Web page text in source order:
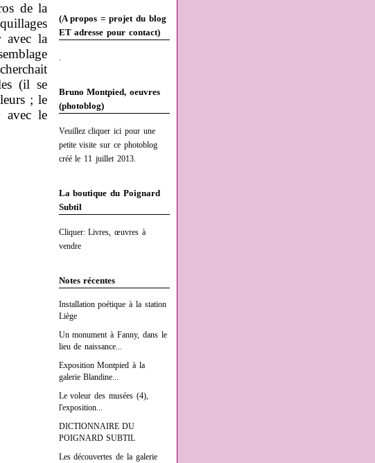
(A propos = projet du blog
ET adresse pour contact)
.
Bruno Montpied, oeuvres
(photoblog)
Veuillez cliquer ici pour une
petite visite sur ce photoblog
créé le 11 juillet 2013.
La boutique du Poignard
Subtil
Cliquer: Livres, œuvres à
vendre
Notes récentes
Installation poétique à la station
Liège
Un monument à Fanny, dans le
lieu de naissance...
Exposition Montpied à la
galerie Blandine...
Le voleur des musées (4),
l'exposition...
DICTIONNAIRE DU
POIGNARD SUBTIL
Les découvertes de la galerie
de la
avec la
(il se
; le
avec le